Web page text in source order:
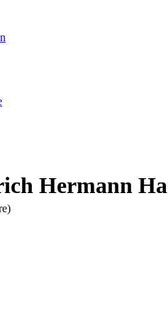
Hermann